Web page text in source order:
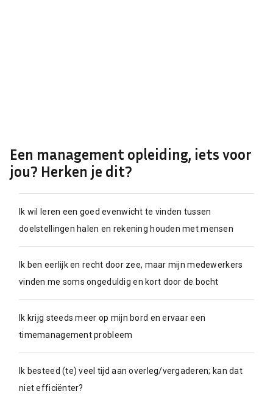
Een management opleiding, iets voor
jou? Herken je dit?
Ik wil leren een goed evenwicht te vinden tussen
doelstellingen halen en rekening houden met mensen
Ik ben eerlijk en recht door zee, maar mijn medewerkers
vinden me soms ongeduldig en kort door de bocht
Ik krijg steeds meer op mijn bord en ervaar een
timemanagement probleem
Ik besteed (te) veel tijd aan overleg/vergaderen; kan dat
niet efficiënter?